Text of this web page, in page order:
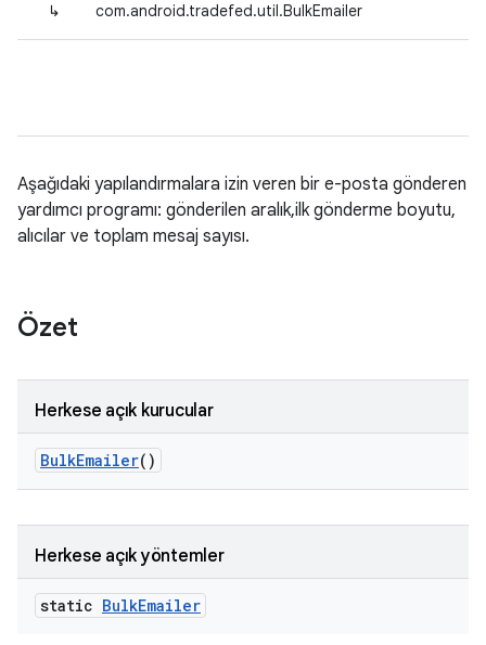
↳ com.android.tradefed.util.BulkEmailer
Aşağıdaki yapılandırmalara izin veren bir e-posta gönderen
yardımcı programı: gönderilen aralık,ilk gönderme boyutu,
alıcılar ve toplam mesaj sayısı.
Özet
Herkese açık kurucular
BulkEmailer()
Herkese açık yöntemler
static BulkEmailer